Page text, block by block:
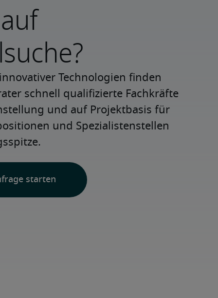
Technologien finden
schnell qualifizierte Fachkräfte
und auf Projektbasis für
und Spezialistenstellen
starten